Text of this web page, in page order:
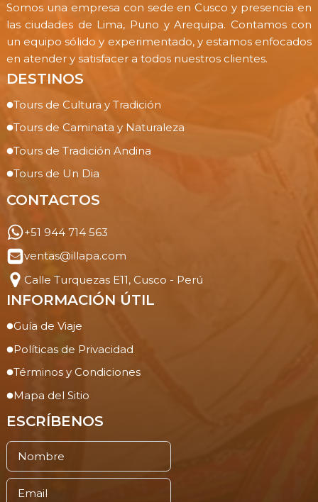
Somos una empresa con sede en Cusco y presencia en
las ciudades de Lima, Puno y Arequipa. Contamos con
un equipo sólido y experimentado, y estamos enfocados
en atender y satisfacer a todos nuestros clientes.
DESTINOS
Tours de Cultura y Tradición
Tours de Caminata y Naturaleza
Tours de Tradición Andina
Tours de Un Dia
CONTACTOS
+51 944 714 563
ventas@illapa.com
Calle Turquezas E11, Cusco - Perú
INFORMACIÓN ÚTIL
Guía de Viaje
Políticas de Privacidad
Términos y Condiciones
Mapa del Sitio
ESCRÍBENOS